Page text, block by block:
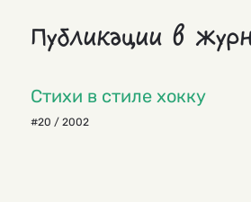
Публикации в
Стихи в стиле хокку
#20 / 2002